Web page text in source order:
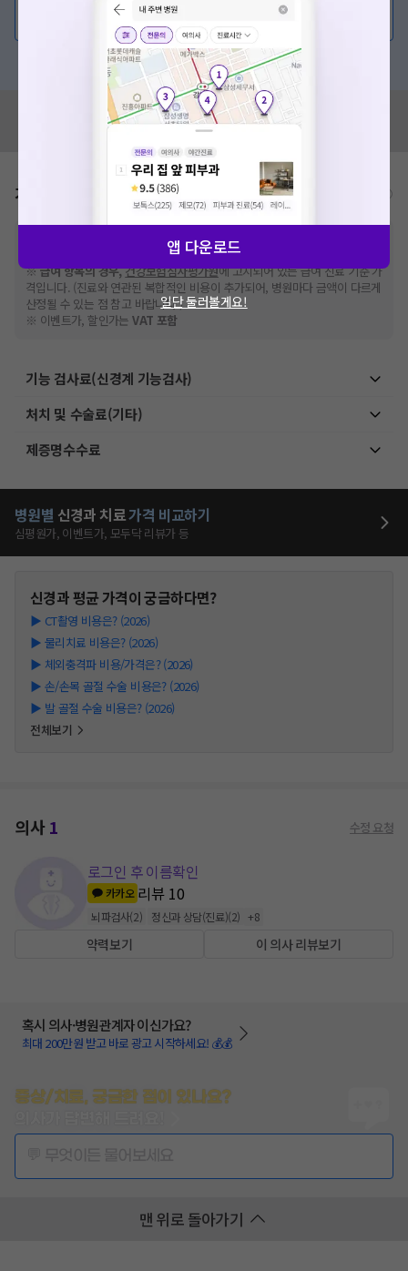
💬 무엇이든 물어보세요
혹은, 의료상담 서비스에 다양한 게시글 보러가기
혹시 잘못된 병원정보가 있나요?
모두닥 팀에 알려주세요!
가격표 비급여/급여 진료란?
추가비용 등으로 실제 가격과 상이할 수 있으니, 정확
한 가격은 해당 의료기관에 직접 문의해주세요.
※급여 항목의 경우,건강보험심사평가원에 고지되어 있는 급여 진료 기준 가
격입니다. (진료와 연관된 복합적인 비용이 추가되어, 병원마다 금액이 다르게
산정될 수 있는 점 참고 바랍니다.)
※ 이벤트가, 할인가는VAT 포함
기능 검사료(신경계 기능검사)
처치 및 수술료(기타)
제증명수수료
병원별 신경과 치료가격 비교하기
심평원가, 이벤트가, 모두닥 리뷰가 등
신경과평균 가격이 궁금하다면?
▶ CT촬영 비용은? (2026)
▶ 물리치료 비용은? (2026)
▶ 체외충격파 비용/가격은? (2026)
▶ 손/손목 골절 수술 비용은? (2026)
▶ 발 골절 수술 비용은? (2026)
전체보기
의사1 수정 요청
로그인 후 이름확인
카카오 리뷰 10
뇌파검사(2) 정신과 상담(진료)(2) +8
약력보기 이 의사 리뷰보기
혹시 의사·병원관계자 이신가요?
최대 200만원 받고 바로 광고 시작하세요! 💰💰
증상/치료, 궁금한 점이 있나요?
맨 위로 돌아가기
앱 다운로드
일단 둘러볼게요!